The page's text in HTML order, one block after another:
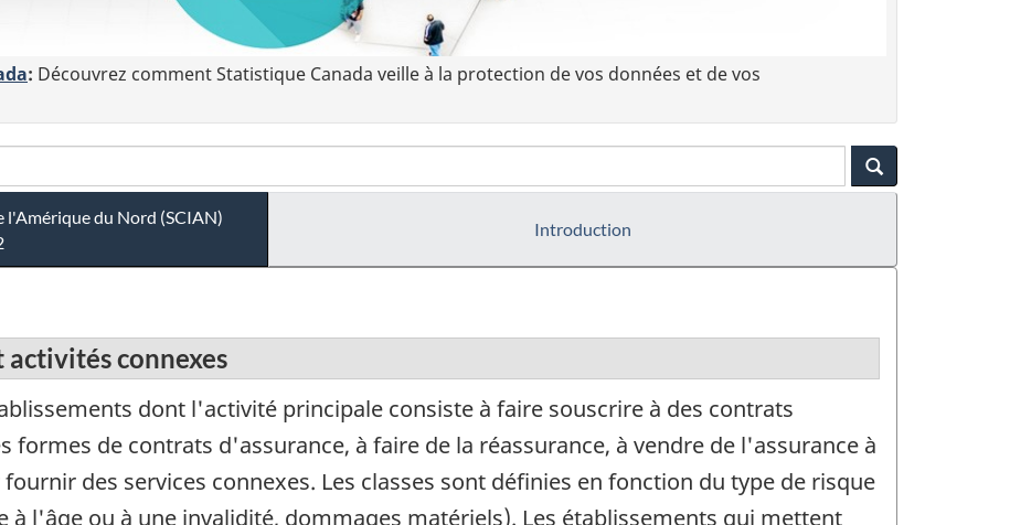
: Découvrez comment Statistique Canada veille à la protection de vos données et de vos
l'Amérique du Nord (SCIAN)
Introduction
activités connexes
dont l'activité principale consiste à faire souscrire à des contrats
formes de contrats d'assurance, à faire de la réassurance, à vendre de l'assurance à
des services connexes. Les classes sont définies en fonction du type de risque
à l'âge ou à une invalidité, dommages matériels). Les établissements qui mettent